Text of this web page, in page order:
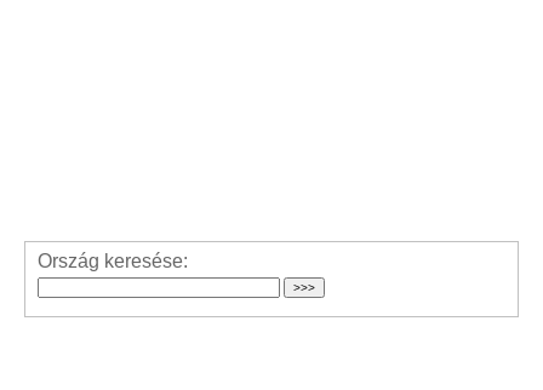
Ország keresése: